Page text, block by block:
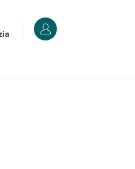
Accedi o registrati